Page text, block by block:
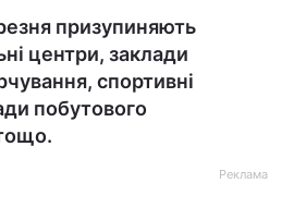
призупиняють
центри, заклади
спортивні
побутового
Реклама